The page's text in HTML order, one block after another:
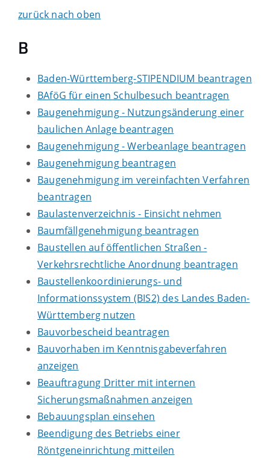
zurück nach oben
B
Baden-Württemberg-STIPENDIUM beantragen
BAföG für einen Schulbesuch beantragen
Baugenehmigung - Nutzungsänderung einer
baulichen Anlage beantragen
Baugenehmigung - Werbeanlage beantragen
Baugenehmigung beantragen
Baugenehmigung im vereinfachten Verfahren
beantragen
Baulastenverzeichnis - Einsicht nehmen
Baumfällgenehmigung beantragen
Baustellen auf öffentlichen Straßen -
Verkehrsrechtliche Anordnung beantragen
Baustellenkoordinierungs- und
Informationssystem (BIS2) des Landes Baden-
Württemberg nutzen
Bauvorbescheid beantragen
Bauvorhaben im Kenntnisgabeverfahren
anzeigen
Beauftragung Dritter mit internen
Sicherungsmaßnahmen anzeigen
Bebauungsplan einsehen
Beendigung des Betriebs einer
Röntgeneinrichtung mitteilen